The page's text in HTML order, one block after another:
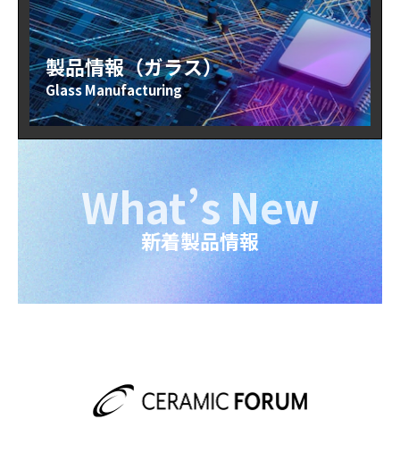
製品情報（ガラス）
Glass Manufacturing
What’s New
新着製品情報